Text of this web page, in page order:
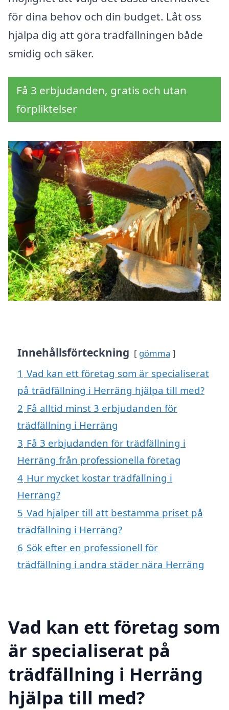
för dina behov och din budget. Låt oss
hjälpa dig att göra trädfällningen både
smidig och säker.
Få 3 erbjudanden, gratis och utan
förpliktelser
Innehållsförteckning gömma
1 Vad kan ett företag som är specialiserat
på trädfällning i Herräng hjälpa till med?
2 Få alltid minst 3 erbjudanden för
trädfällning i Herräng
3 Få 3 erbjudanden för trädfällning i
Herräng från professionella företag
4 Hur mycket kostar trädfällning i
Herräng?
5 Vad hjälper till att bestämma priset på
trädfällning i Herräng?
6 Sök efter en professionell för
trädfällning i andra städer nära Herräng
Vad kan ett företag som
är specialiserat på
trädfällning i Herräng
hjälpa till med?